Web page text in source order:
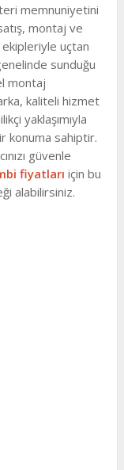
memnuniyetini
montaj ve
uçtan
sunduğu
montaj
kaliteli hizmet
yaklaşımıyla
konuma sahiptir.
güvenle
fiyatları için bu
alabilirsiniz.